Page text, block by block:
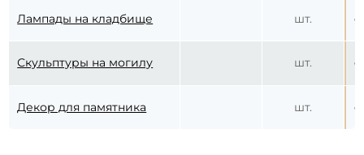
Лампады на кладбище шт.
Скульптуры на могилу шт.
Декор для памятника шт.